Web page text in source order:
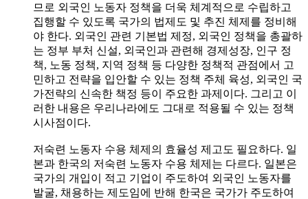
므로 외국인 노동자 정책을 더욱 체계적으로 수립하고
집행할 수 있도록 국가의 법제도 및 추진 체제를 정비해
야 한다. 외국인 관련 기본법 제정, 외국인 정책을 총괄하
는 정부 부처 신설, 외국인과 관련해 경제성장, 인구 정
책, 노동 정책, 지역 정책 등 다양한 정책적 관점에서 고
민하고 전략을 입안할 수 있는 정책 주체 육성, 외국인 국
가전략의 신속한 책정 등이 주요한 과제이다. 그리고 이
러한 내용은 우리나라에도 그대로 적용될 수 있는 정책
시사점이다.
저숙련 노동자 수용 체제의 효율성 제고도 필요하다. 일
본과 한국의 저숙련 노동자 수용 체제는 다르다. 일본은
국가의 개입이 적고 기업이 주도하여 외국인 노동자를
발굴, 채용하는 제도임에 반해 한국은 국가가 주도하여